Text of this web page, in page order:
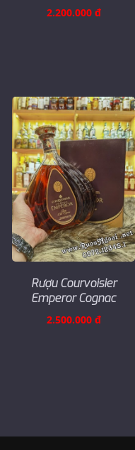
2.200.000 đ
Rượu Courvoisier
Emperor Cognac
2.500.000 đ